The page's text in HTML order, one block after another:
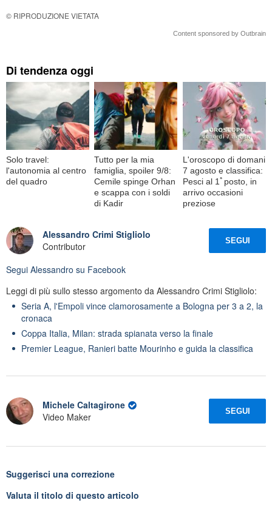
© RIPRODUZIONE VIETATA
Content sponsored by Outbrain
Di tendenza oggi
Solo travel:
l'autonomia al centro
del quadro
Tutto per la mia
famiglia, spoiler 9/8:
Cemile spinge Orhan
e scappa con i soldi
di Kadir
L'oroscopo di domani
7 agosto e classifica:
Pesci al 1ﾟposto, in
arrivo occasioni
preziose
Alessandro Crimi Stigliolo
Contributor
SEGUI
Segui Alessandro su Facebook
Leggi di più sullo stesso argomento da Alessandro Crimi Stigliolo:
Seria A, l'Empoli vince clamorosamente a Bologna per 3 a 2, la
cronaca
Coppa Italia, Milan: strada spianata verso la finale
Premier League, Ranieri batte Mourinho e guida la classifica
Michele Caltagirone
Video Maker
SEGUI
Suggerisci una correzione
Valuta il titolo di questo articolo